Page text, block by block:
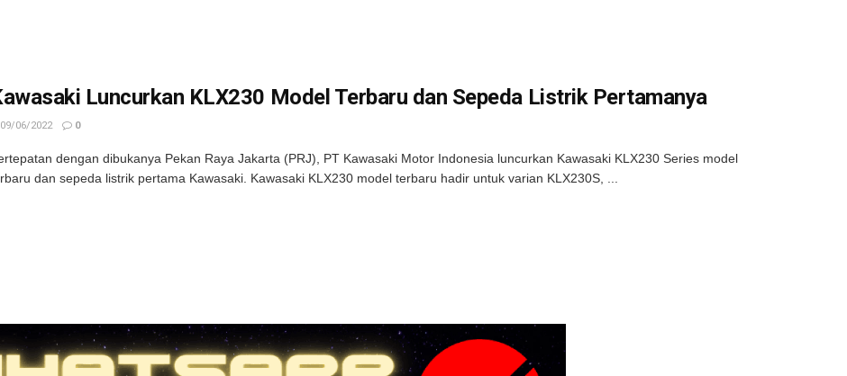
Luncurkan KLX230 Model Terbaru dan Sepeda Listrik Pertamanya
06/2022 0
dengan dibukanya Pekan Raya Jakarta (PRJ), PT Kawasaki Motor Indonesia luncurkan Kawasaki KLX230 Series model
dan sepeda listrik pertama Kawasaki. Kawasaki KLX230 model terbaru hadir untuk varian KLX230S, ...